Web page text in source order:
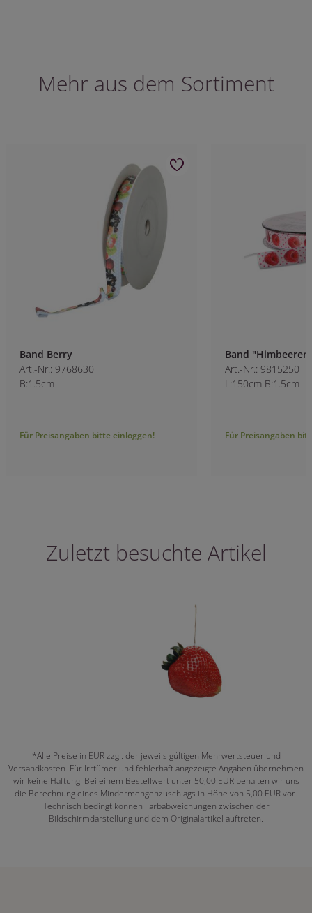
Mehr aus dem Sortiment
Band Berry
Art.-Nr.: 9768630
B:1.5cm
Für Preisangaben bitte einloggen!
Band "Himbeeren
Art.-Nr.: 9815250
L:150cm B:1.5cm
Für Preisangaben
Zuletzt besuchte Artikel
*Alle Preise in EUR zzgl. der jeweils gültigen Mehrwertsteuer und
Versandkosten. Für Irrtümer und fehlerhaft angezeigte Angaben übernehmen
wir keine Haftung. Bei einem Bestellwert unter 50,00 EUR behalten wir uns
die Berechnung eines Mindermengenzuschlags in Höhe von 5,00 EUR vor.
Technisch bedingt können Farbabweichungen zwischen der
Bildschirmdarstellung und dem Originalartikel auftreten.